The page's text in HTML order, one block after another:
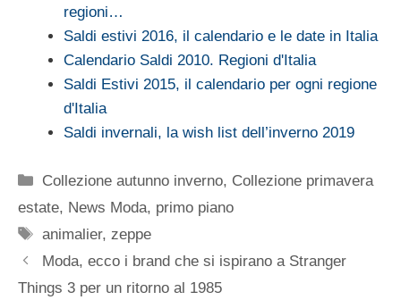
regioni…
Saldi estivi 2016, il calendario e le date in Italia
Calendario Saldi 2010. Regioni d'Italia
Saldi Estivi 2015, il calendario per ogni regione
d'Italia
Saldi invernali, la wish list dell’inverno 2019
Categorie
Collezione autunno inverno, Collezione primavera
estate, News Moda, primo piano
Tag
animalier, zeppe
Moda, ecco i brand che si ispirano a Stranger
Things 3 per un ritorno al 1985